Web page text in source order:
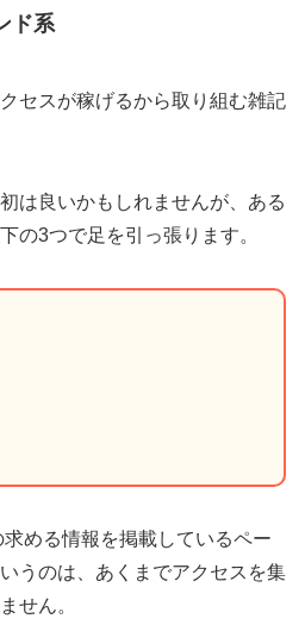
ド系
セスが稼げるから取り組む雑記
は良いかもしれませんが、ある
の3つで足を引っ張ります。
める情報を掲載しているペー
うのは、あくまでアクセスを集
せん。